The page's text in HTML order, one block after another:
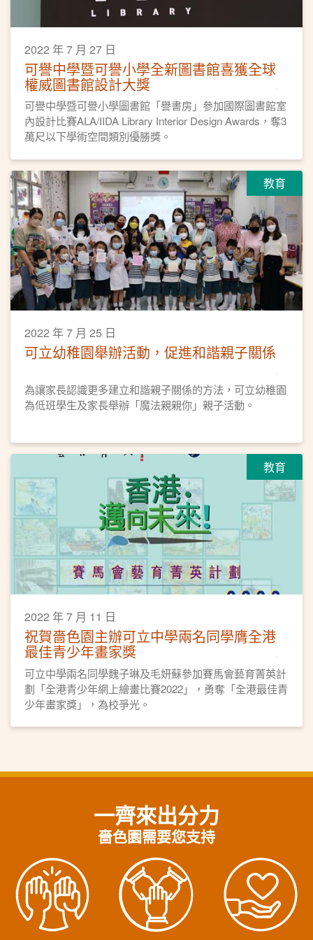
2022 年 7 月 27 日
可譽中學暨可譽小學全新圖書館喜獲全球
權威圖書館設計大獎
可譽中學暨可譽小學圖書館「譽書房」參加國際圖書館室
內設計比賽ALA/IIDA Library Interior Design Awards，奪3
萬尺以下學術空間類別優勝獎。
教育
2022 年 7 月 25 日
可立幼稚園舉辦活動，促進和諧親子關係
為讓家長認識更多建立和諧親子關係的方法，可立幼稚園
為低班學生及家長舉辦「魔法親親你」親子活動。
教育
2022 年 7 月 11 日
祝賀嗇色園主辦可立中學兩名同學膺全港
最佳青少年畫家獎
可立中學兩名同學魏子琳及毛妍蘇參加賽馬會藝育菁英計
劃「全港青少年網上繪畫比賽2022」，勇奪「全港最佳青
少年畫家獎」，為校爭光。
一齊來出分力
嗇色園需要您支持